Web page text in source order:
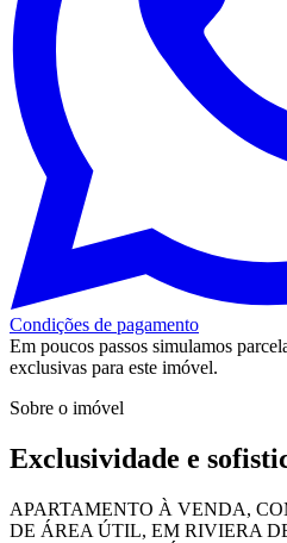
Condições de pagamento
Em poucos passos simulamos
exclusivas para este imóvel.
Sobre o imóvel
Exclusividade e
APARTAMENTO À VENDA,
DE ÁREA ÚTIL, EM RIVIERA